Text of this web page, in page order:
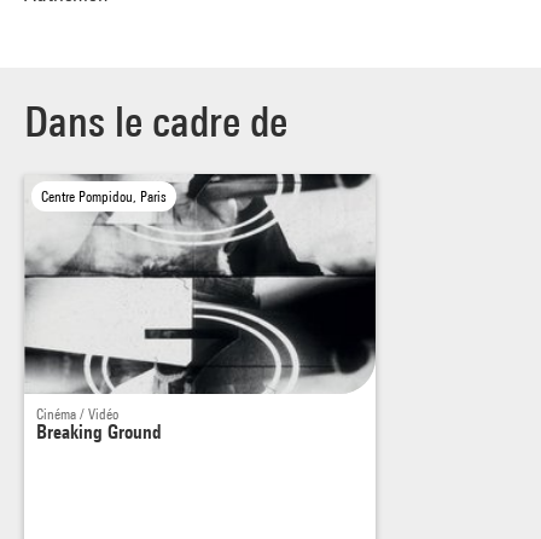
Dans le cadre de
Centre Pompidou, Paris
Cinéma / Vidéo
Breaking Ground